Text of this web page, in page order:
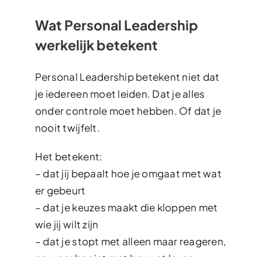
Wat Personal Leadership
werkelijk betekent
Personal Leadership betekent niet dat
je iedereen moet leiden. Dat je alles
onder controle moet hebben. Of dat je
nooit twijfelt.
Het betekent:
– dat jij bepaalt hoe je omgaat met wat
er gebeurt
– dat je keuzes maakt die kloppen met
wie jij wilt zijn
– dat je stopt met alleen maar reageren,